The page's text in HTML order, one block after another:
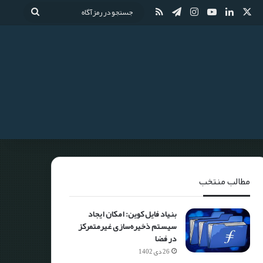
مطالب منتخب
بنیاد فایل کوین: امکان ایجاد
سیستم ذخیره‌سازی غیرمتمرکز
در فضا
26 دی 1402